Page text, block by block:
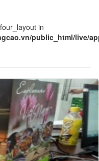
in
public_html/live/